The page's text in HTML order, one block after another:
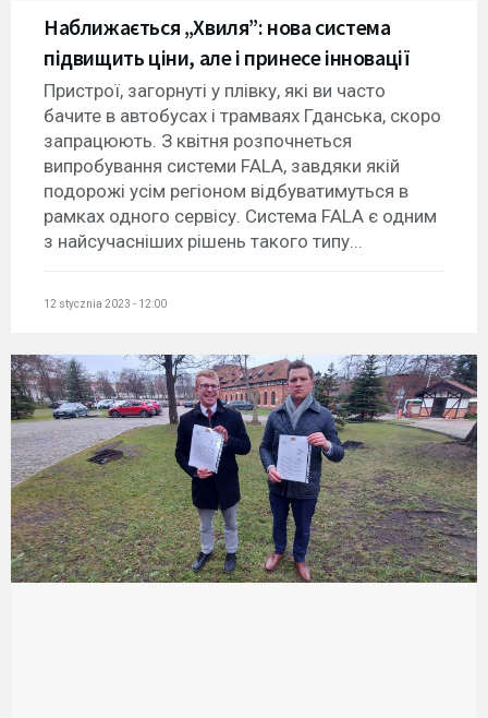
Наближається „Хвиля”: нова система
підвищить ціни, але і принесе інновації
Пристрої, загорнуті у плівку, які ви часто
бачите в автобусах і трамваях Гданська, скоро
запрацюють. З квітня розпочнеться
випробування системи FALA, завдяки якій
подорожі усім регіоном відбуватимуться в
рамках одного сервісу. Система FALA є одним
з найсучасніших рішень такого типу...
12 stycznia 2023 - 12:00